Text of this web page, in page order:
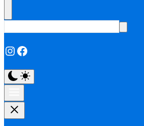
Instagram
Facebook